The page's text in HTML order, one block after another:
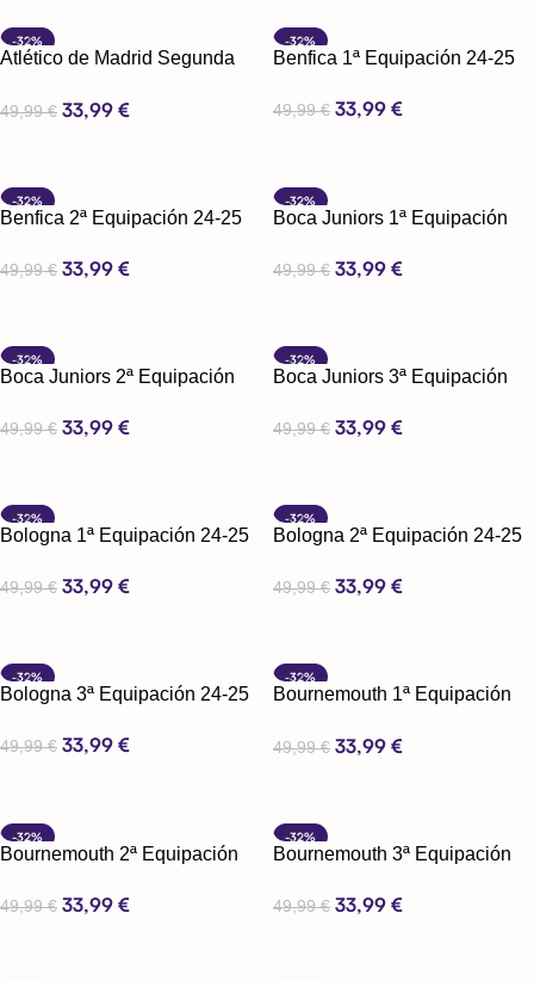
-32%
Atlético de Madrid Segunda
49,99€ 33,99 €
-32%
Benfica 1ª Equipación 24-25
49,99€ 33,99 €
-32%
Benfica 2ª Equipación 24-25
49,99€ 33,99 €
-32%
Boca Juniors 1ª Equipación
49,99€ 33,99 €
-32%
Boca Juniors 2ª Equipación
49,99€ 33,99 €
-32%
Boca Juniors 3ª Equipación
49,99€ 33,99 €
-32%
Bologna 1ª Equipación 24-25
49,99€ 33,99 €
-32%
Bologna 2ª Equipación 24-25
49,99€ 33,99 €
-32%
Bologna 3ª Equipación 24-25
49,99€ 33,99 €
-32%
Bournemouth 1ª Equipación
49,99€ 33,99 €
-32%
Bournemouth 2ª Equipación
49,99€ 33,99 €
-32%
Bournemouth 3ª Equipación
49,99€ 33,99 €